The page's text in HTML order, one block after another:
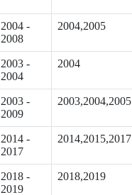
2004 -
2008
2004,2005
2003 -
2004
2004
2003 -
2009
2003,2004,2005
2014 -
2017
2014,2015,2017
2018 -
2019
2018,2019